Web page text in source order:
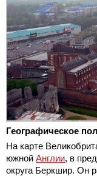
Географическое
На карте
южной Англии, в
округа Беркшир. Он